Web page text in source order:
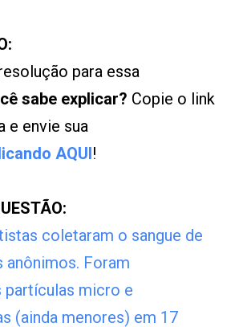
para essa
sabe explicar? Copie o link
e envie sua
AQUI!
coletaram o sangue de
anônimos. Foram
partículas micro e
(ainda menores) em 17